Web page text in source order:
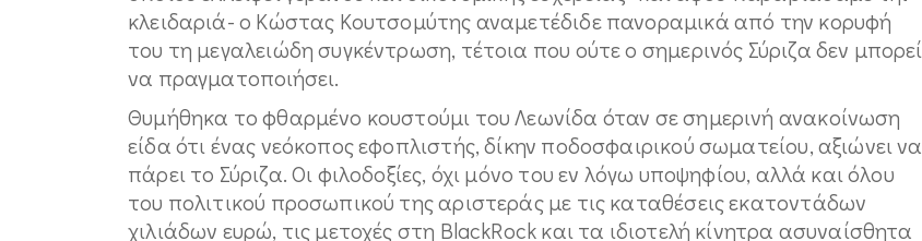
κλειδαριά- ο Κώστας Κουτσομύτης αναμετέδιδε πανοραμικά από την κορυφή
του τη μεγαλειώδη συγκέντρωση, τέτοια που ούτε ο σημερινός Σύριζα δεν μπορεί
να πραγματοποιήσει.
Θυμήθηκα το φθαρμένο κουστούμι του Λεωνίδα όταν σε σημερινή ανακοίνωση
είδα ότι ένας νεόκοπος εφοπλιστής, δίκην ποδοσφαιρικού σωματείου, αξιώνει να
πάρει το Σύριζα. Οι φιλοδοξίες, όχι μόνο του εν λόγω υποψηφίου, αλλά και όλου
του πολιτικού προσωπικού της αριστεράς με τις καταθέσεις εκατοντάδων
χιλιάδων ευρώ, τις μετοχές στη BlackRock και τα ιδιοτελή κίνητρα ασυναίσθητα